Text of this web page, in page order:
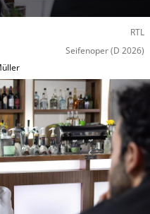
RTL
Seifenoper(D 2026)